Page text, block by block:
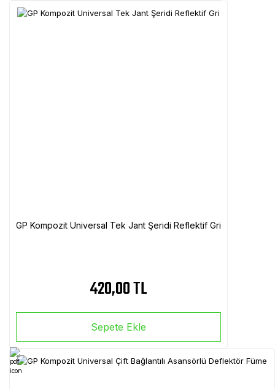
GP Kompozit Universal Tek Jant Şeridi Reflektif Gri
420,00 TL
Sepete Ekle